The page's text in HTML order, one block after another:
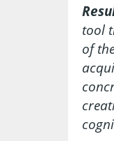
tool
of